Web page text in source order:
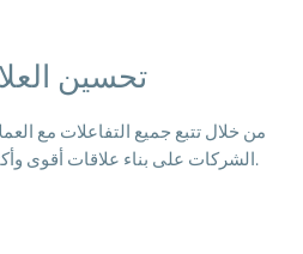
1. تحسين
من خلال تتبع جميع التفاعلات مع
Espo CRM الشركات على بناء علاقات أقوى وأكثر فعالية مع عملائها.